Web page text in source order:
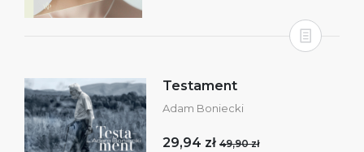
Testament
Adam Boniecki
29,94 zł 49,90 zł